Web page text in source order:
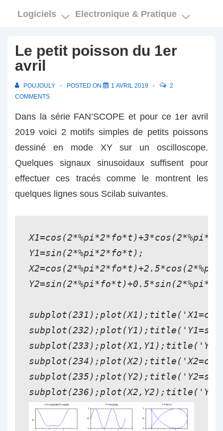
Logiciels Electronique & Pratique
Le petit poisson du 1er
avril
POUJOULY POSTED ON 1 AVRIL 2019
2
COMMENTS
Dans la série FAN’SCOPE et pour ce 1er avril
2019 voici 2 motifs simples de petits poissons
dessiné en mode XY sur un oscilloscope.
Quelques signaux sinusoidaux suffisent pour
effectuer ces tracés comme le montrent les
quelques lignes sous Scilab suivantes.
Y1=sin(2*%pi*2*fo*t);